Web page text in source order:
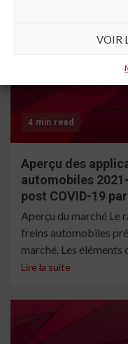
VOIR
4 min read
Aperçu des
automobiles
post COVID-19
Aperçu du marché Le
freins automobiles
marché. Les
Lire la suite